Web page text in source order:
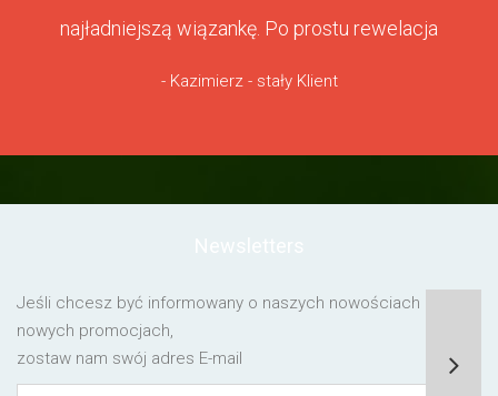
najładniejszą wiązankę. Po prostu rewelacja
- Kazimierz - stały Klient
Jeśli chcesz być informowany o naszych nowościach lub o
nowych promocjach,
zostaw nam swój adres E-mail